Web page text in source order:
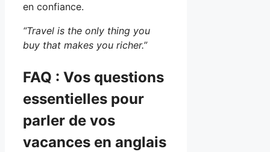
en confiance.
“Travel is the only thing you
buy that makes you richer.”
FAQ : Vos questions
essentielles pour
parler de vos
vacances en anglais